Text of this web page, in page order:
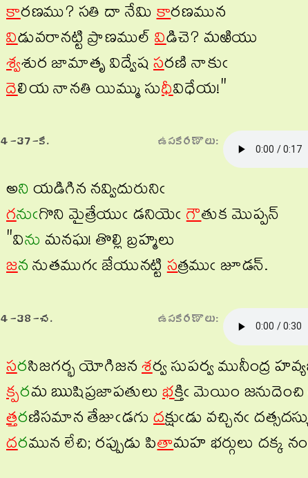
కారణము? సతి దా నేమికారణమున
విడువరానట్టి ప్రాణముల్ విడిచె? మఱియు
శ్వశుర జామాతృ విద్వేషసరణి నాకుఁ
దెలియ నానతి యిమ్ము సుధీవిధేయ!"
4-37-క. ఉపకరణాలు:
అనియడిగిన నవ్విదురునిఁ
గనుఁగొని మైత్రేయుఁ డనియెఁగౌతుక మొప్పన్
"విను మనఘ! తొల్లి బ్రహ్మలు
జననుతముగఁ జేయునట్టిసత్రముఁ జూడన్.
4-38-చ. ఉపకరణాలు:
సరసిజగర్భ యోగిజనశర్వ సుపర్వ మునీంద్ర
క్పరమ ఋషిప్రజాపతులు భక్తిఁ మెయిం
త్తరణిసమాన తేజుఁడగు దక్షుఁడు వచ్చినఁ
దరమున లేచి; రప్పుడు పితామహ భర్గులు దక్క